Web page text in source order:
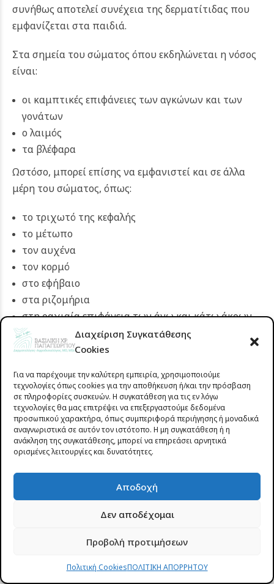
Διαχείριση Συγκατάθεσης
Cookies
Για να παρέχουμε την καλύτερη εμπειρία, χρησιμοποιούμε
τεχνολογίες όπως cookies για την αποθήκευση ή/και την πρόσβαση
σε πληροφορίες συσκευών. Η συγκατάθεση για τις εν λόγω
τεχνολογίες θα μας επιτρέψει να επεξεργαστούμε δεδομένα
προσωπικού χαρακτήρα, όπως συμπεριφορά περιήγησης ή μοναδικά
αναγνωριστικά σε αυτόν τον ιστότοπο. Η μη συγκατάθεση ή η
ανάκληση της συγκατάθεσης, μπορεί να επηρεάσει αρνητικά
ορισμένες λειτουργίες και δυνατότητες.
Αποδοχή
Δεν αποδέχομαι
Προβολή προτιμήσεων
Πολιτική CookiesΠΟΛΙΤΙΚΗ ΑΠΟΡΡΗΤΟΥ
συνήθως αποτελεί συνέχεια της δερματίτιδας που
εμφανίζεται στα παιδιά.
Στα σημεία του σώματος όπου εκδηλώνεται η νόσος
είναι:
οι καμπτικές επιφάνειες των αγκώνων και των
γονάτων
ο λαιμός
τα βλέφαρα
Ωστόσο, μπορεί επίσης να εμφανιστεί και σε άλλα
μέρη του σώματος, όπως:
το τριχωτό της κεφαλής
το μέτωπο
τον αυχένα
τον κορμό
στο εφήβαιο
στα ριζομήρια
στη ραχιαία επιφάνεια των άνω και κάτω άκρων
το πρόσωπο
την περιοχή των γεννητικών οργάνων
Σε ορισμένες περιπτώσεις μπορεί να εξαπλωθεί σε
όλο το σώμα (ερυθροδερμία).
Η ατοπική δερματίτιδα των εφήβων και ενηλίκων
μπορεί να προκαλέσει και αυτό που ονομάζουμε
λειχηνοποίηση δηλαδή πάχυνση του δέρματος που
αποκτά καστανέρυθρη μέχρι μελανόφαιη χροιά.
Το εξάνθημα συνοδεύει ένας έντονος κνησμός,
συνεχής ή περιοδικός, με εξάρσεις και υφέσεις που
καιρού, έντονη εφίδρωση, έντονο άγχος ή κόπωση. Η